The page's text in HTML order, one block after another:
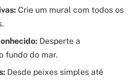
Crie um mural com todos os
Desperte a
fundo do mar.
Desde peixes simples até